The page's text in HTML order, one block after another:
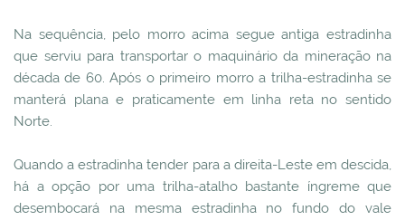
Na sequência, pelo morro acima segue antiga estradinha
que serviu para transportar o maquinário da mineração na
década de 60. Após o primeiro morro a trilha-estradinha se
manterá plana e praticamente em linha reta no sentido
Norte.
Quando a estradinha tender para a direita-Leste em descida,
há a opção por uma trilha-atalho bastante íngreme que
desembocará na mesma estradinha no fundo do vale